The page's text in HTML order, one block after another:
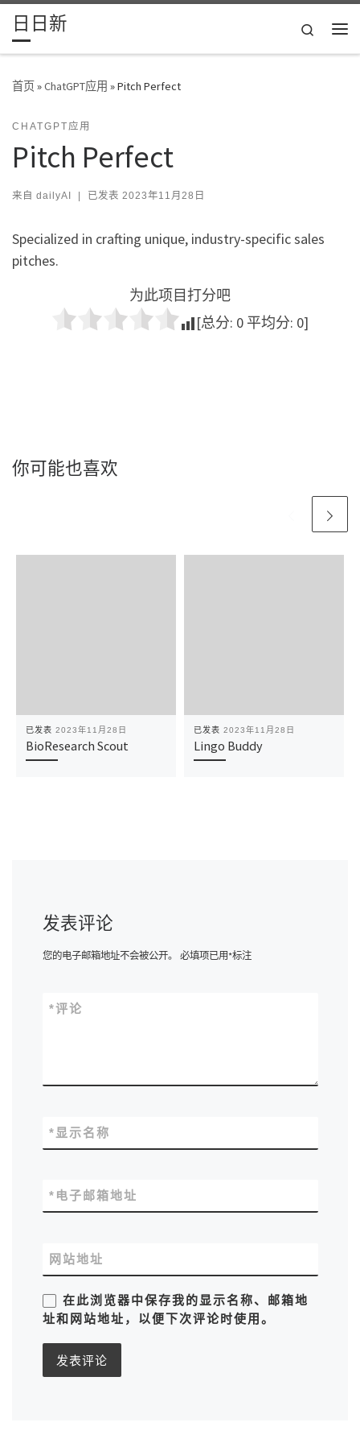
Skip to content
日日新
Search
首页»ChatGPT应用 »Pitch Perfect
CHATGPT应用
Pitch Perfect
来自 dailyAI | 已发表 2023年11月28日
Specialized in crafting unique, industry-specific sales
pitches.
为此项目打分吧
[总分: 0 平均分: 0]
你可能也喜欢
已发表 2023年11月28日
BioResearch Scout
已发表 2023年11月28日
Lingo Buddy
发表评论
您的电子邮箱地址不会被公开。 必填项已用*标注
评论
*
显示名称
*
电子邮箱地址
*
网站地址
在此浏览器中保存我的显示名称、邮箱地
址和网站地址，以便下次评论时使用。